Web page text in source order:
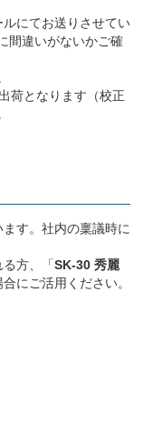
にてお送りさせてい
間違いがないかご確
荷となります（校正
す。社内の稟議時に
方、「SK-30 秀麗
にご活用ください。